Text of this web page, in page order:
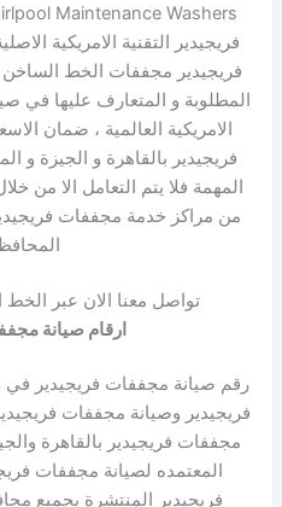
فريجيدير التقنية الامريكية
فريجيدير مجففات الخط الساخن
المطلوبة و المتعارف عليها في
الامريكية العالمية ، ضمان
فريجيدير بالقاهرة و الجيزة و
المهمة فلا يتم التعامل الا من
من مراكز خدمة مجففات
تواصل معنا الان عبر الخط الساخن
ارقام صيانة
رقم صيانة مجففات فريجيدير
فريجيدير وصيانة مجففات
مجففات فريجيدير بالقاهرة
المعتمده لصيانة مجففات
فريجيدير المنتشرة بجميع